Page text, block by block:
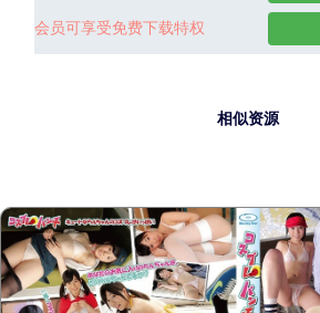
会员可享受免费下载特权
相似资源